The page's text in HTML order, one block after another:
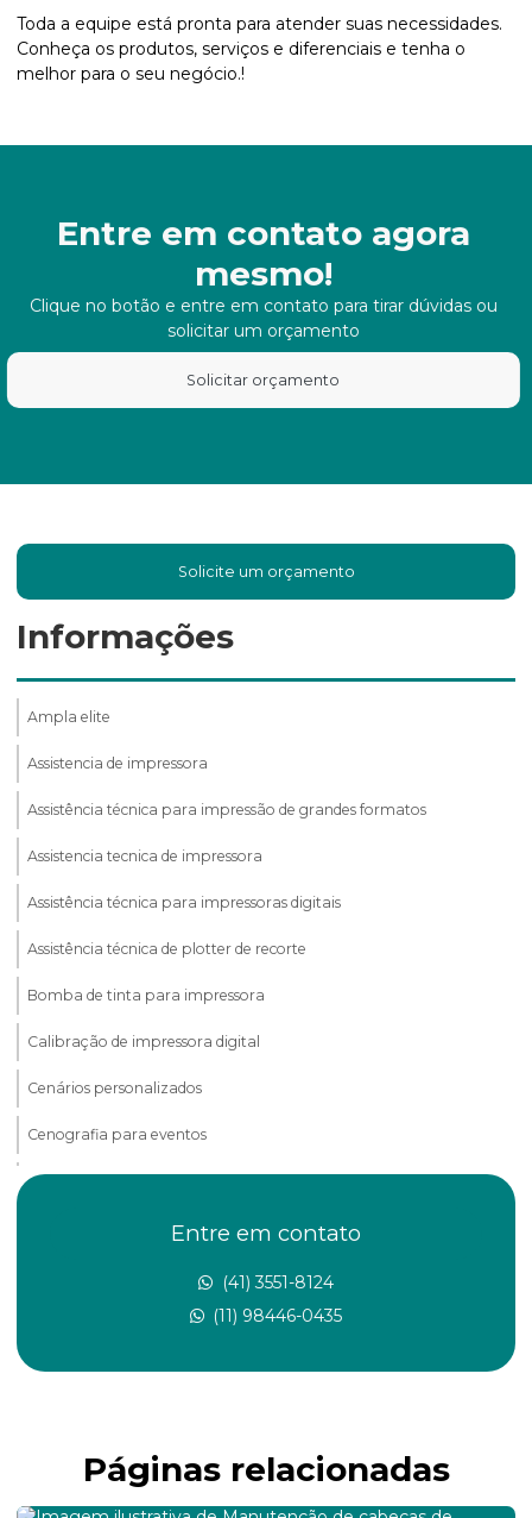
Toda a equipe está pronta para atender suas necessidades.
Conheça os produtos, serviços e diferenciais e tenha o
melhor para o seu negócio.!
Entre em contato agora
mesmo!
Clique no botão e entre em contato para tirar dúvidas ou
solicitar um orçamento
Solicitar orçamento
Solicite um orçamento
Informações
Ampla elite
Assistencia de impressora
Assistência técnica para impressão de grandes formatos
Assistencia tecnica de impressora
Assistência técnica para impressoras digitais
Assistência técnica de plotter de recorte
Bomba de tinta para impressora
Calibração de impressora digital
Cenários personalizados
Cenografia para eventos
Cenografia para exposições
Cenografia para feiras
Conserto de impressora
Conserto de impressora de grande formato
Conserto de impressoras de médio e grande formato
Conserto e manutenção de impressora
Entre em contato
(41) 3551-8124
(11) 98446-0435
Páginas relacionadas